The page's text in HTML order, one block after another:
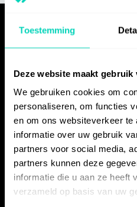
Toestemming
Deze website maakt gebruik
We gebruiken cookies om
personaliseren, om functies
en om ons websiteverkeer
informatie over uw gebruik
partners voor social media,
partners kunnen deze
informatie die u aan ze heeft
verzameld op basis van uw
Kwaliteit &